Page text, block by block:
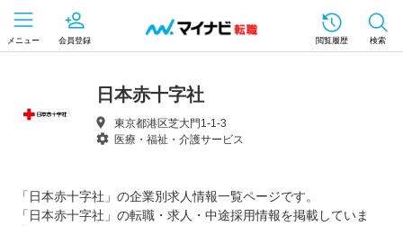
メニュー 会員登録 閲覧履歴 検索
日本赤十字社
東京都港区芝大門1-1-3
医療・福祉・介護サービス
「日本赤十字社」の企業別求人情報一覧ページです。
「日本赤十字社」の転職・求人・中途採用情報を掲載していま